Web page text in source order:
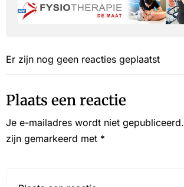
Er zijn nog geen reacties geplaatst
Plaats een reactie
Je e-mailadres wordt niet gepubliceerd.
zijn gemarkeerd met *